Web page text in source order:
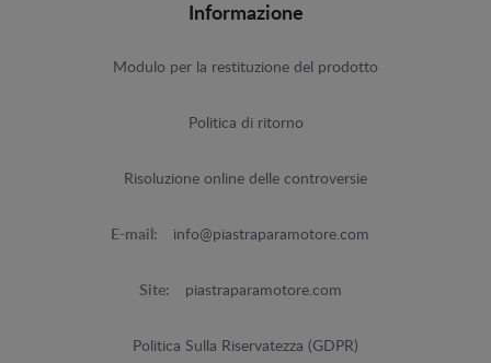
Informazione
Modulo per la restituzione del prodotto
Politica di ritorno
Risoluzione online delle controversie
E-mail: info@piastraparamotore.com
Site: piastraparamotore.com
Politica Sulla Riservatezza (GDPR)